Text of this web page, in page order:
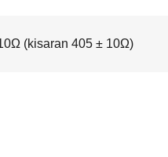
(kisaran 405 ± 10Ω)